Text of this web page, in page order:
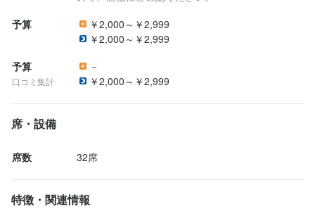
予算
￥2,000～￥2,999
￥2,000～￥2,999
予算
口コミ集計
－
￥2,000～￥2,999
席・設備
席数 32席
特徴・関連情報